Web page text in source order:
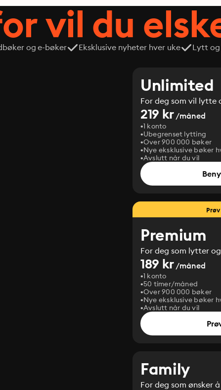
vil du
og e-bøker Eksklusive nyheter hver uke Lytt og
Unlimited
For deg som vil lytte
219 kr/måned
1 konto
Ubegrenset lytting
Over 900 000 bøker
Nye eksklusive bøker
Avslutt når du vil
Prøv
Premium
For deg som lytter
189 kr/måned
1 konto
50 timer/måned
Over 900 000 bøker
Nye eksklusive bøker
Avslutt når du vil
Family
For deg som ønsker